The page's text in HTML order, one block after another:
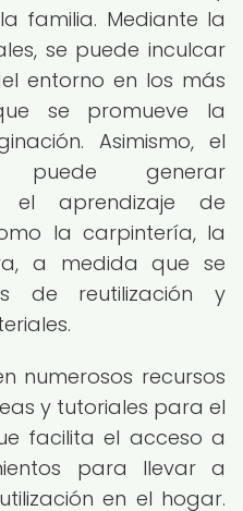
familia. Mediante la
se puede inculcar
entorno en los más
se promueve la
Asimismo, el
puede generar
el aprendizaje de
la carpintería, la
a medida que se
de reutilización y
numerosos recursos
y tutoriales para el
facilita el acceso a
para llevar a
en el hogar.